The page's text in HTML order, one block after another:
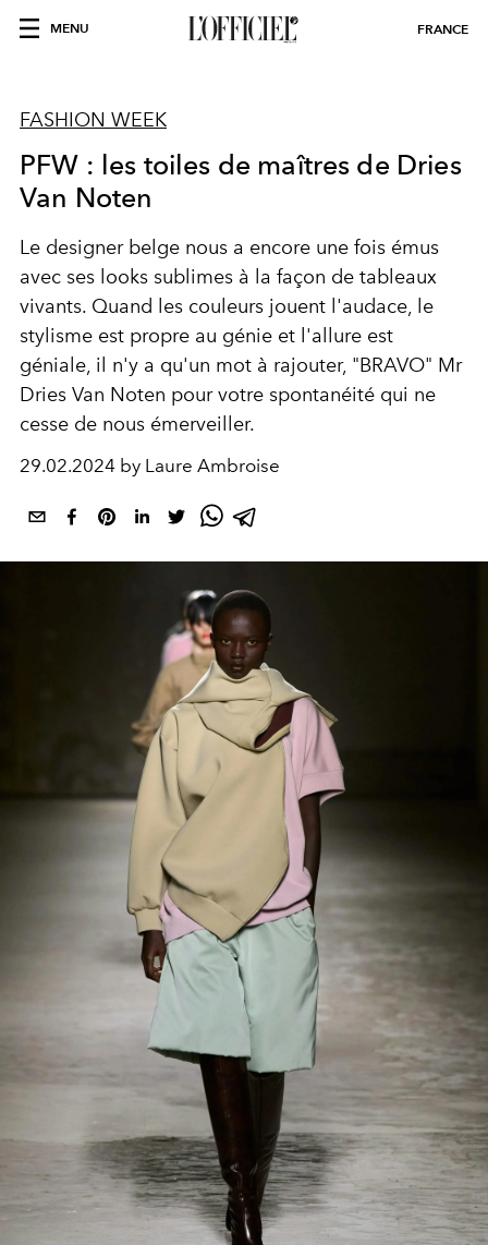
MENU FRANCE
FASHION WEEK
PFW : les toiles de maîtres de Dries
Van Noten
Le designer belge nous a encore une fois émus
avec ses looks sublimes à la façon de tableaux
vivants. Quand les couleurs jouent l'audace, le
stylisme est propre au génie et l'allure est
géniale, il n'y a qu'un mot à rajouter, "BRAVO" Mr
Dries Van Noten pour votre spontanéité qui ne
cesse de nous émerveiller.
29.02.2024 by Laure Ambroise